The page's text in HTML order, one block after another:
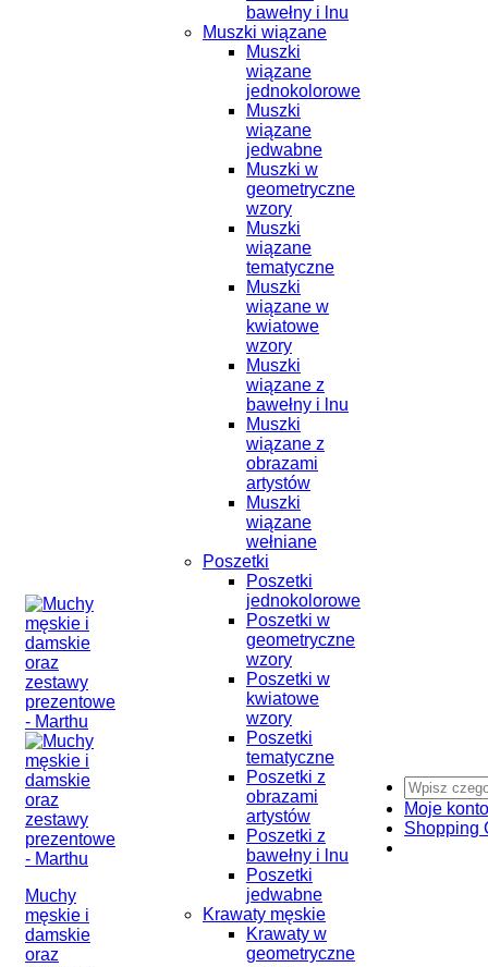
Muchy
męskie i
damskie
oraz
bawełny i lnu
Muszki wiązane
Muszki
wiązane
jednokolorowe
Muszki
wiązane
jedwabne
Muszki w
geometryczne
wzory
Muszki
wiązane
tematyczne
Muszki
wiązane w
kwiatowe
wzory
Muszki
wiązane z
bawełny i lnu
Muszki
wiązane z
obrazami
artystów
Muszki
wiązane
wełniane
Poszetki
Poszetki
jednokolorowe
Poszetki w
geometryczne
wzory
Poszetki w
kwiatowe
wzory
Poszetki
tematyczne
Poszetki z
obrazami
artystów
Poszetki z
bawełny i lnu
Poszetki
jedwabne
Krawaty męskie
Krawaty w
geometryczne
Moje konto
Shopping